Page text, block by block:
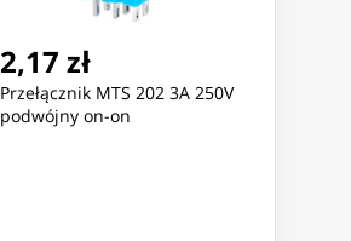
2,17 zł
Przełącznik MTS 202 3A 250V
podwójny on-on